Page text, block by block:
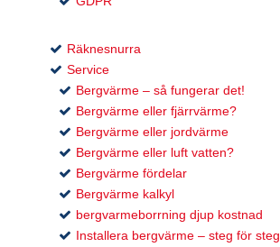
Räknesnurra
Service
Bergvärme – så fungerar det!
Bergvärme eller fjärrvärme?
Bergvärme eller jordvärme
Bergvärme eller luft vatten?
Bergvärme fördelar
Bergvärme kalkyl
bergvarmeborrning djup kostnad
Installera bergvärme – steg för steg